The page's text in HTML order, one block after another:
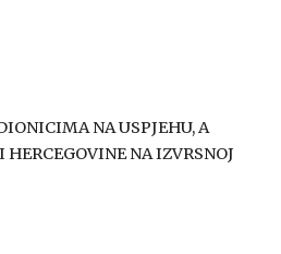
NA USPJEHU, A
NA IZVRSNOJ